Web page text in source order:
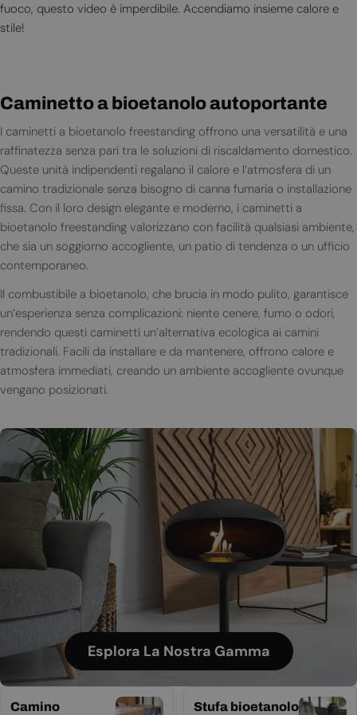
fuoco, questo video è imperdibile. Accendiamo insieme calore e
stile!
Caminetto a bioetanolo autoportante
I caminetti a bioetanolo freestanding offrono una versatilità e una
raffinatezza senza pari tra le soluzioni di riscaldamento domestico.
Queste unità indipendenti regalano il calore e l’atmosfera di un
camino tradizionale senza bisogno di canna fumaria o installazione
fissa. Con il loro design elegante e moderno, i caminetti a
bioetanolo freestanding valorizzano con facilità qualsiasi ambiente,
che sia un soggiorno accogliente, un patio di tendenza o un ufficio
contemporaneo.
Il combustibile a bioetanolo, che brucia in modo pulito, garantisce
un’esperienza senza complicazioni: niente cenere, fumo o odori,
rendendo questi caminetti un’alternativa ecologica ai camini
tradizionali. Facili da installare e da mantenere, offrono calore e
atmosfera immediati, creando un ambiente accogliente ovunque
vengano posizionati.
Esplora La Nostra Gamma
Camino
Stufa bioetanolo